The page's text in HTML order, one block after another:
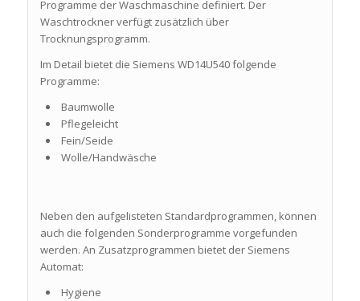
Programme der Waschmaschine definiert. Der
Waschtrockner verfügt zusätzlich über
Trocknungsprogramm.
Im Detail bietet die Siemens WD14U540 folgende
Programme:
Baumwolle
Pflegeleicht
Fein/Seide
Wolle/Handwäsche
Neben den aufgelisteten Standardprogrammen, können
auch die folgenden Sonderprogramme vorgefunden
werden. An Zusatzprogrammen bietet der Siemens
Automat:
Hygiene